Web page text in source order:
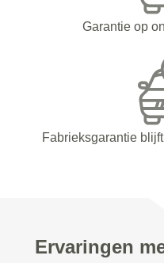
Garantie op
Fabrieksgarantie
Ervaringen